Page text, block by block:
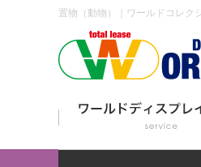
置物（動物）｜ワールドコレク